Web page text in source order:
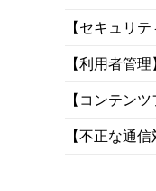
【セキュリ
【利用者管
【コンテン
【不正な通